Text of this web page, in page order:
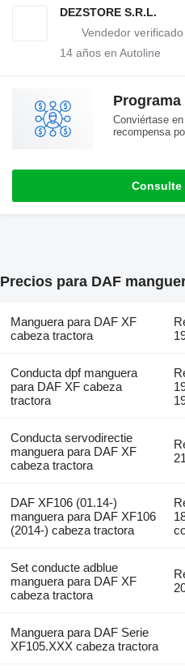
DEZSTORE S.R.L.
14 años en Autoline
Conviértase
recompensa
Consulte
Precios para DAF
Manguera para DAF XF
cabeza tractora
Conducta dpf manguera
para DAF XF cabeza
tractora
Conducta servodirectie
manguera para DAF XF
cabeza tractora
DAF XF106 (01.14-)
manguera para DAF XF106
(2014-) cabeza tractora
Set conducte adblue
manguera para DAF XF
cabeza tractora
Manguera para DAF Serie
XF105.XXX cabeza tractora